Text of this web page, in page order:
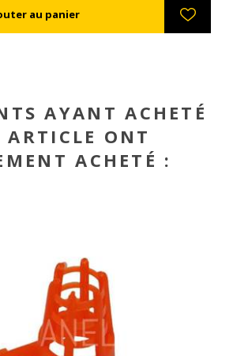
AYANT ACHETÉ
ARTICLE ONT
ACHETÉ :